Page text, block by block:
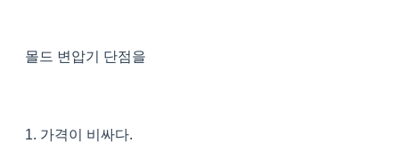
몰드 변압기 단점을
1. 가격이 비싸다.